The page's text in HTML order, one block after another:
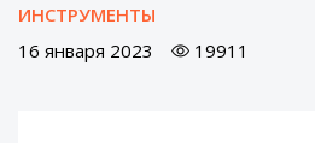
ИНСТРУМЕНТЫ
16 января 2023
19911